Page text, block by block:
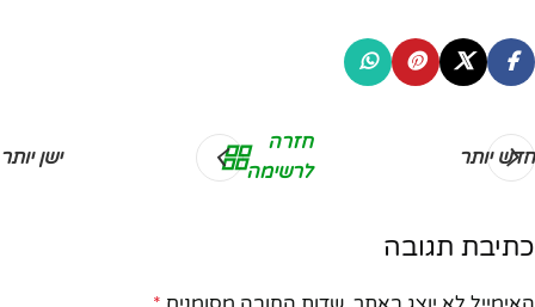
חדש יותר
חזרה
לרשימה
ישן יותר
כתיבת תגובה